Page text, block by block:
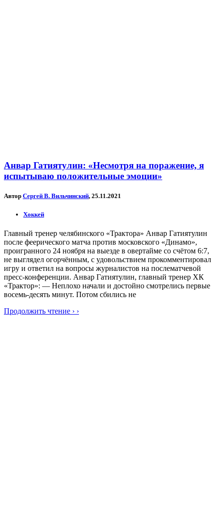
Анвар Гатиятулин: «Несмотря на поражение, я
испытываю положительные эмоции»
Автор Сергей В. Вильчинский, 25.11.2021
Хоккей
Главный тренер челябинского «Трактора» Анвар Гатиятулин
после феерического матча против московского «Динамо»,
проигранного 24 ноября на выезде в овертайме со счётом 6:7,
не выглядел огорчённым, с удовольствием прокомментировал
игру и ответил на вопросы журналистов на послематчевой
пресс-конференции. Анвар Гатиятулин, главный тренер ХК
«Трактор»: — Неплохо начали и достойно смотрелись первые
восемь-десять минут. Потом сбились не
Продолжить чтение › ›